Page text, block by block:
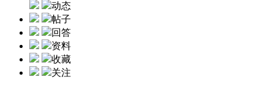
动态
帖子
回答
资料
收藏
关注